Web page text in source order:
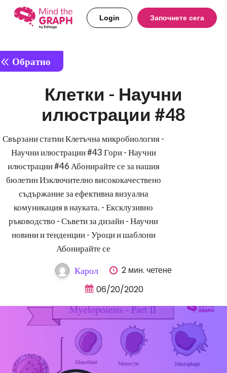
Login Започнете сега
Обратно
Клетки - Научни
илюстрации #48
Свързани статии Клетъчна микробиология -
Научни илюстрации #43 Гори - Научни
илюстрации #46 Абонирайте се за нашия
бюлетин Изключително висококачествено
съдържание за ефективна визуална
комуникация в науката. - Ексклузивно
ръководство - Съвети за дизайн - Научни
новини и тенденции - Уроци и шаблони
Абонирайте се
Карол
2 мин. четене
06/20/2020